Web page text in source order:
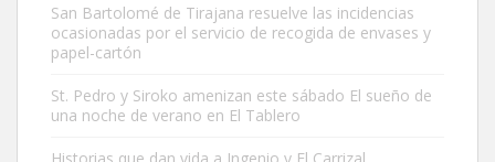
Este gato macho ha aparecido en la calle hace menos de un mes,
San Bartolomé de Tirajana resuelve las incidencias
ocasionadas por el servicio de recogida de envases y
papel-cartón
St. Pedro y Siroko amenizan este sábado El sueño de
una noche de verano en El Tablero